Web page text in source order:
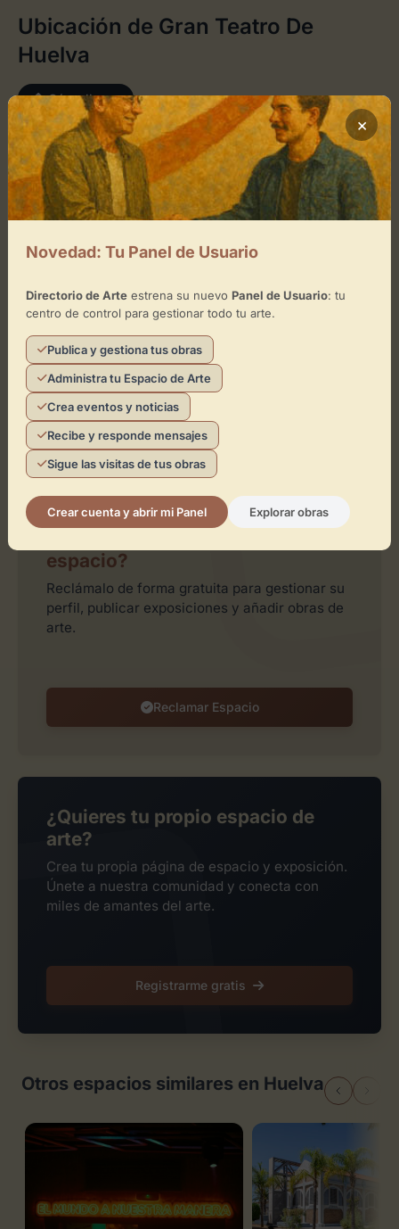
Ubicación de Gran Teatro De
Huelva
Cómo llegar
×
+
−
Activar Mapa
espacio?
Reclámalo de forma gratuita para gestionar su
perfil, publicar exposiciones y añadir obras de
arte.
Reclamar Espacio
¿Quieres tu propio espacio de
arte?
Crea tu propia página de espacio y exposición.
Únete a nuestra comunidad y conecta con
miles de amantes del arte.
Registrarme gratis
Otros espacios similares en Huelva
×
Novedad: Tu Panel de Usuario
Directorio de Arteestrena su nuevo Panel de Usuario: tu
centro de control para gestionar todo tu arte.
Publica y gestiona tus obras
Administra tu Espacio de Arte
Crea eventos y noticias
Recibe y responde mensajes
Sigue las visitas de tus obras
Crear cuenta y abrir mi Panel Explorar obras